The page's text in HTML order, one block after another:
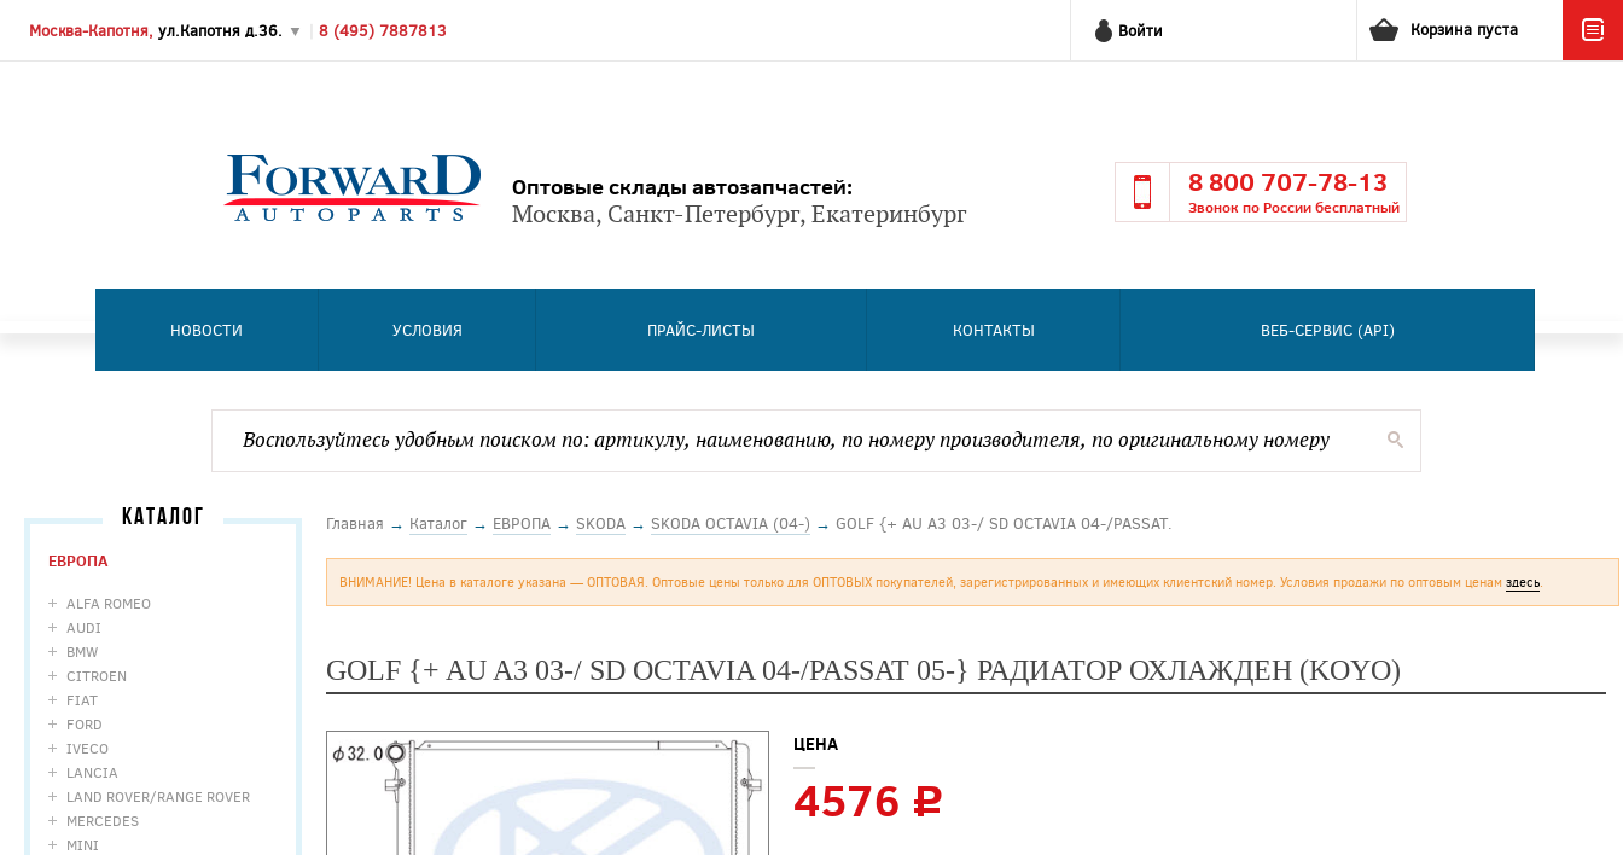
Москва-Капотня, ул.Капотня д.36. ▼ 8 (495) 7887813 Войти Корзина пуста
Оптовые склады автозапчастей:
Москва, Санкт-Петербург, Екатеринбург
8 800 707-78-13
Звонок по России бесплатный
НОВОСТИ УСЛОВИЯ ПРАЙС-ЛИСТЫ КОНТАКТЫ ВЕБ-СЕРВИС (API)
КАТАЛОГ
ЕВРОПА
ALFA ROMEO
AUDI
BMW
CITROEN
FIAT
FORD
IVECO
LANCIA
LAND ROVER/RANGE ROVER
MERCEDES
MINI
Главная → Каталог → ЕВРОПА → SKODA → SKODA OCTAVIA (04-) → GOLF {+ AU A3 03-/ SD OCTAVIA 04-/PASSAT.
ВНИМАНИЕ! Цена в каталоге указана — ОПТОВАЯ. Оптовые цены только для ОПТОВЫХ покупателей, зарегистрированных и имеющих клиентский номер. Условия продажи по оптовым ценам здесь.
GOLF {+ AU A3 03-/ SD OCTAVIA 04-/PASSAT 05-} РАДИАТОР ОХЛАЖДЕН (KOYO)
ЦЕНА
4576 c